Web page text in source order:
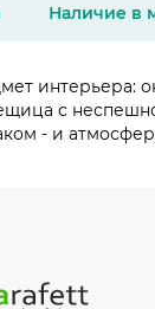
Наличие в
интерьера:
с
- и